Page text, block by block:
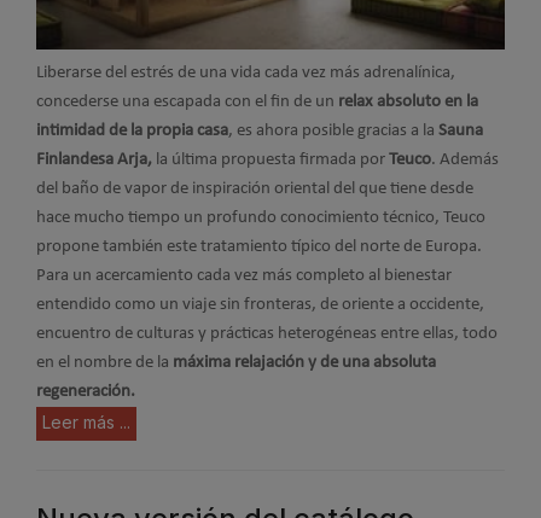
Liberarse del estrés de una vida cada vez más adrenalínica,
concederse una escapada con el fin de un relax absoluto en la
intimidad de la propia casa, es ahora posible gracias a la Sauna
Finlandesa Arja, la última propuesta firmada por Teuco. Además
del baño de vapor de inspiración oriental del que tiene desde
hace mucho tiempo un profundo conocimiento técnico, Teuco
propone también este tratamiento típico del norte de Europa.
Para un acercamiento cada vez más completo al bienestar
entendido como un viaje sin fronteras, de oriente a occidente,
encuentro de culturas y prácticas heterogéneas entre ellas, todo
en el nombre de la máxima relajación y de una absoluta
regeneración.
Leer más ...